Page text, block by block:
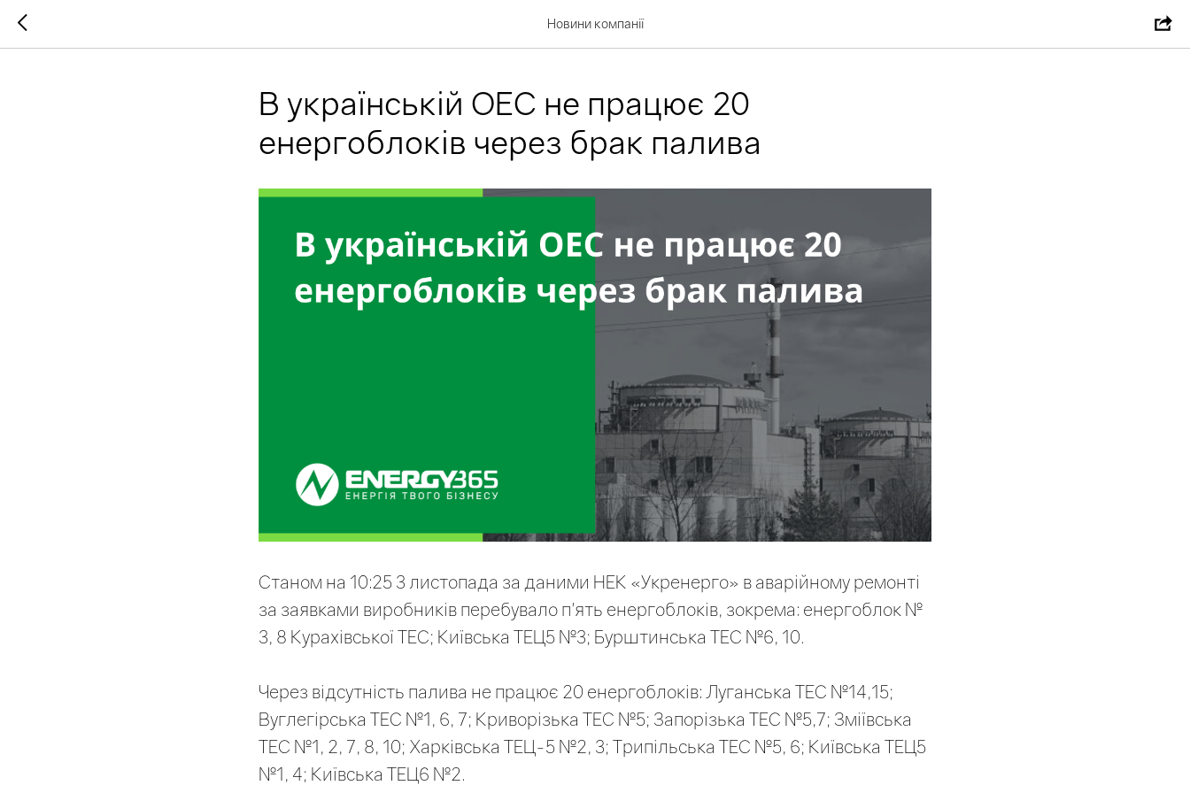
Новини компанії
В українській ОЕС не працює 20
енергоблоків через брак палива
Станом на 10:25 3 листопада за даними НЕК «Укренерго» в аварійному ремонті
за заявками виробників перебувало п'ять енергоблоків, зокрема: енергоблок №
3, 8 Курахівської ТЕС; Київська ТЕЦ5 №3; Бурштинська ТЕС №6, 10.
Через відсутність палива не працює 20 енергоблоків: Луганська ТЕС №14,15;
Вуглегірська ТЕС №1, 6, 7; Криворізька ТЕС №5; Запорізька ТЕС №5,7; Зміївська
ТЕС №1, 2, 7, 8, 10; Харківська ТЕЦ-5 №2, 3; Трипільська ТЕС №5, 6; Київська ТЕЦ5
№1, 4; Київська ТЕЦ6 №2.